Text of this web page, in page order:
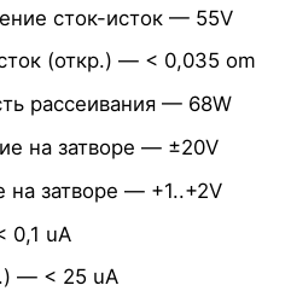
сток-исток — 55V
(откр.) — < 0,035 om
рассеивания — 68W
на затворе — ±20V
на затворе — +1..+2V
0,1 uA
— < 25 uA